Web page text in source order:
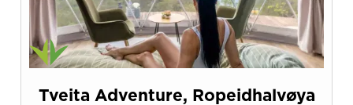
Tveita Adventure, Ropeidhalvøya